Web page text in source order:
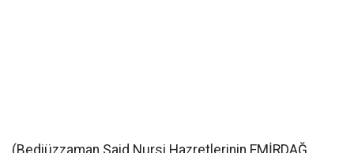
(Bediüzzaman Said Nursi Hazretlerinin EMİRDAĞ